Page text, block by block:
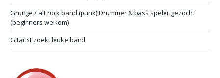
Grunge / alt rock band (punk) Drummer & bass speler gezocht
(beginners welkom)
Gitarist zoekt leuke band